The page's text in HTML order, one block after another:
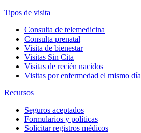
Tipos de visita
Consulta de telemedicina
Consulta prenatal
Visita de bienestar
Visitas Sin Cita
Visitas de recién nacidos
Visitas por enfermedad el mismo día
Recursos
Seguros aceptados
Formularios y políticas
Solicitar registros médicos